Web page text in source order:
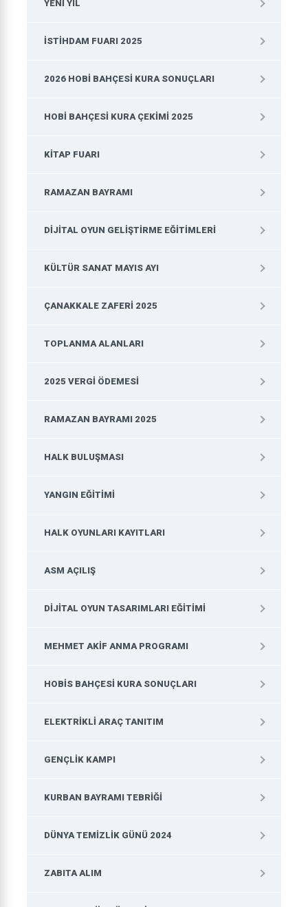
YENI YIL
İSTIHDAM FUARI 2025
2026 HOBI BAHÇESI KURA SONUÇLARI
HOBI BAHÇESI KURA ÇEKIMI 2025
KITAP FUARI
RAMAZAN BAYRAMI
DIJITAL OYUN GELIŞTIRME EĞITIMLERI
KÜLTÜR SANAT MAYIS AYI
ÇANAKKALE ZAFERI 2025
TOPLANMA ALANLARI
2025 VERGI ÖDEMESI
RAMAZAN BAYRAMI 2025
HALK BULUŞMASI
YANGIN EĞITIMI
HALK OYUNLARI KAYITLARI
ASM AÇILIŞ
DIJITAL OYUN TASARIMLARI EĞITIMI
MEHMET AKIF ANMA PROGRAMI
HOBIS BAHÇESI KURA SONUÇLARI
ELEKTRIKLI ARAÇ TANITIM
GENÇLIK KAMPI
KURBAN BAYRAMI TEBRIĞI
DÜNYA TEMIZLIK GÜNÜ 2024
ZABITA ALIM